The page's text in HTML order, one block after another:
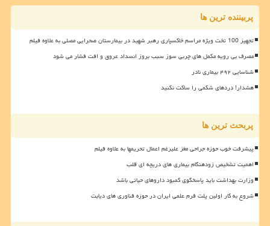
پربیننده ترین ها
تجهیز 100 تخت ویژه مراسم خاکسپاری رهبر شهید در بیمارستان صحرایی مصلی به علاوه فیلم
مصرف بی رویه مکمل های چربی سوز سبب بروز انسداد عروق و افت فشار می شود
شناسایی ۴۹۲ بیماری نادر
هشدار! دردهای شکمی را ساکت نکنید
پربحث ترین ها
پیشرفت خوب حوزه جراحی مغز علیرغم اعمال تحریمها به علاوه فیلم
اهمیت تشخیص زودهنگام بیماری های دریچه ای قلب
وزارت بهداشت باید پاسخگوی کمبود داروهای حیاتی باشد
شروع به کار اولین پلت فرم علمی ایران در حوزه فناوری های دیابت